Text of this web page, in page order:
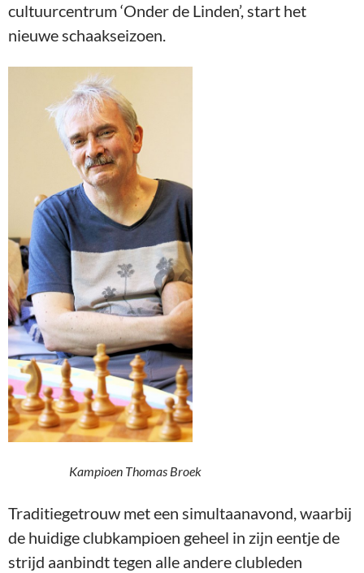
cultuurcentrum ‘Onder de Linden’, start het
nieuwe schaakseizoen.
Kampioen Thomas Broek
Traditiegetrouw met een simultaanavond, waarbij
de huidige clubkampioen geheel in zijn eentje de
strijd aanbindt tegen alle andere clubleden